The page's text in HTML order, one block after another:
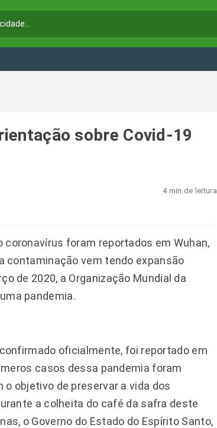
sobre Covid-19
4 min de leitura
foram reportados em Wuhan,
contaminação vem tendo expansão
de 2020, a Organização Mundial da
pandemia.
oficialmente, foi reportado em
casos dessa pandemia foram
objetivo de preservar a vida dos
a colheita do café da safra deste
o Governo do Estado do Espírito Santo,